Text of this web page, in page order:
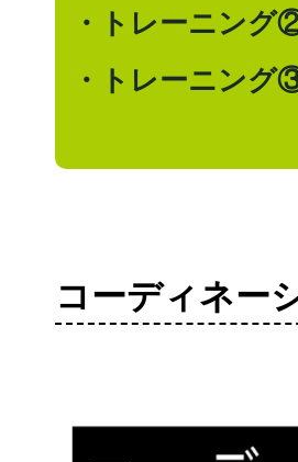
・トレーニン
・トレーニン
コーディネー